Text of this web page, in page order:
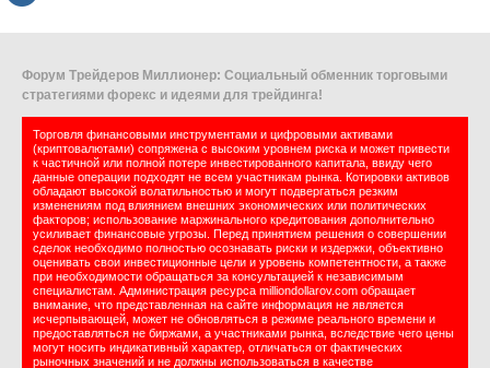
Форум Трейдеров Миллионер: Социальный обменник торговыми
стратегиями форекс и идеями для трейдинга!
Торговля финансовыми инструментами и цифровыми активами
(криптовалютами) сопряжена с высоким уровнем риска и может привести
к частичной или полной потере инвестированного капитала, ввиду чего
данные операции подходят не всем участникам рынка. Котировки активов
обладают высокой волатильностью и могут подвергаться резким
изменениям под влиянием внешних экономических или политических
факторов; использование маржинального кредитования дополнительно
усиливает финансовые угрозы. Перед принятием решения о совершении
сделок необходимо полностью осознавать риски и издержки, объективно
оценивать свои инвестиционные цели и уровень компетентности, а также
при необходимости обращаться за консультацией к независимым
специалистам. Администрация ресурса milliondollarov.com обращает
внимание, что представленная на сайте информация не является
исчерпывающей, может не обновляться в режиме реального времени и
предоставляться не биржами, а участниками рынка, вследствие чего цены
могут носить индикативный характер, отличаться от фактических
рыночных значений и не должны использоваться в качестве